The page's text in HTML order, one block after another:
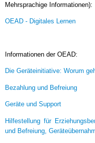
Mehrsprachige Informationen):
OEAD - Digitales Lernen
Informationen der OEAD:
Die Geräteinitiative: Worum
Bezahlung und Befreiung
Geräte und Support
Hilfestellung für
und Befreiung,